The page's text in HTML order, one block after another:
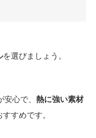
を選びましょう。
心で、 熱に強い素材
すめです。